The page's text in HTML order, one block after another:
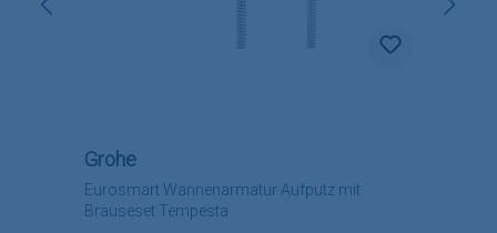
Eurosmart Wannenarmatur Aufputz mit
Brauseset Tempesta
Grohe